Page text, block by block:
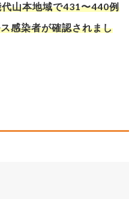
山本地域で431〜440例
感染者が確認されまし